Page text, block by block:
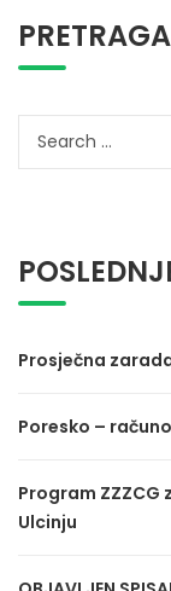
PRETRAGA
Prosječna
Poresko –
Program ZZZCG
Ulcinju